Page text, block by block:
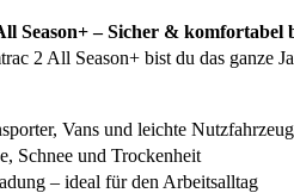
Season+ – Sicher & komfortabel
2 All Season+ bist du das ganze
Vans und leichte
Schnee und Trockenheit
– ideal für den Arbeitsalltag